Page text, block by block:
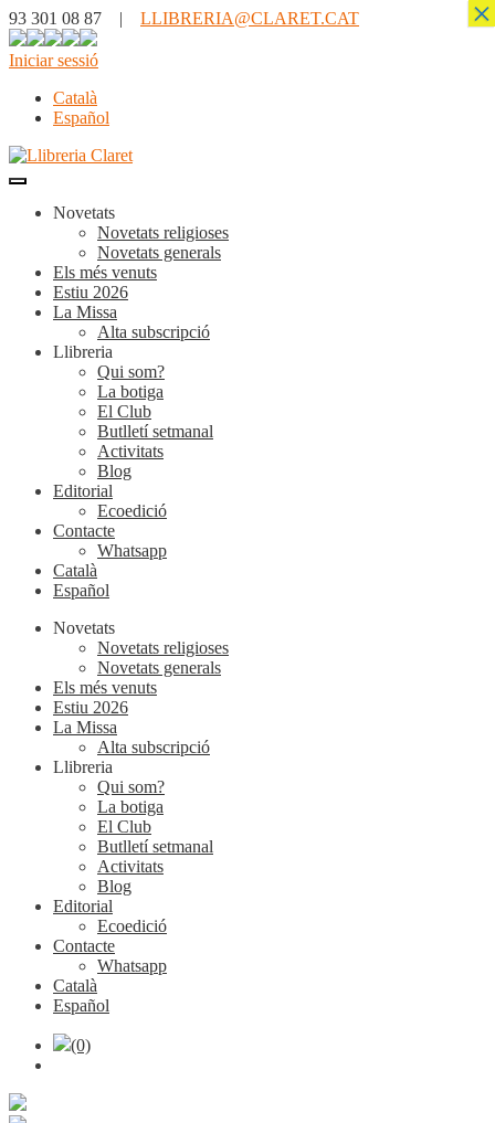
93 301 08 87 | LLIBRERIA@CLARET.CAT
Iniciar sessió
Català
Español
Novetats
Novetats religioses
Novetats generals
Els més venuts
Estiu 2026
La Missa
Alta subscripció
Llibreria
Qui som?
La botiga
El Club
Butlletí setmanal
Activitats
Blog
Editorial
Ecoedició
Contacte
Whatsapp
Català
Español
Novetats
Novetats religioses
Novetats generals
Els més venuts
Estiu 2026
La Missa
Alta subscripció
Llibreria
Qui som?
La botiga
El Club
Butlletí setmanal
Activitats
Blog
Editorial
Ecoedició
Contacte
Whatsapp
Català
Español
(0)
×